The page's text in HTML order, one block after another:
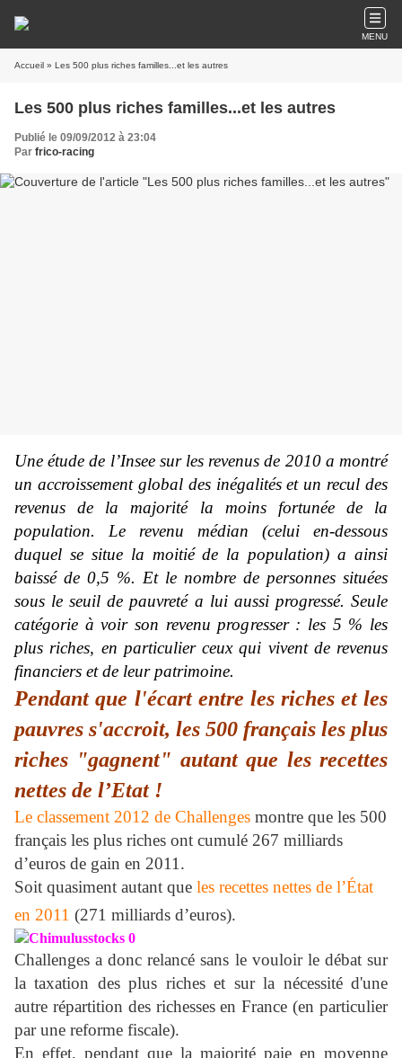
MENU
Accueil » Les 500 plus riches familles...et les autres
Les 500 plus riches familles...et les autres
Publié le 09/09/2012 à 23:04
Par frico-racing
Une étude de l’Insee sur les revenus de 2010 a montré
un accroissement global des inégalités et un recul des
revenus de la majorité la moins fortunée de la
population. Le revenu médian (celui en-dessous
duquel se situe la moitié de la population) a ainsi
baissé de 0,5 %. Et le nombre de personnes situées
sous le seuil de pauvreté a lui aussi progressé. Seule
catégorie à voir son revenu progresser : les 5 % les
plus riches, en particulier ceux qui vivent de revenus
financiers et de leur patrimoine.
Pendant que l'écart entre les riches et les
pauvres s'accroit, les 500 français les plus
riches "gagnent" autant que les recettes
nettes de l’Etat !
Le classement 2012 de Challenges montre que les 500
français les plus riches ont cumulé 267 milliards
d’euros de gain en 2011.
Soit quasiment autant que les recettes nettes de l’État
en 2011 (271 milliards d’euros).
Challenges a donc relancé sans le vouloir le débat sur
la taxation des plus riches et sur la nécessité d'une
autre répartition des richesses en France (en particulier
par une reforme fiscale).
En effet, pendant que la majorité paie en moyenne